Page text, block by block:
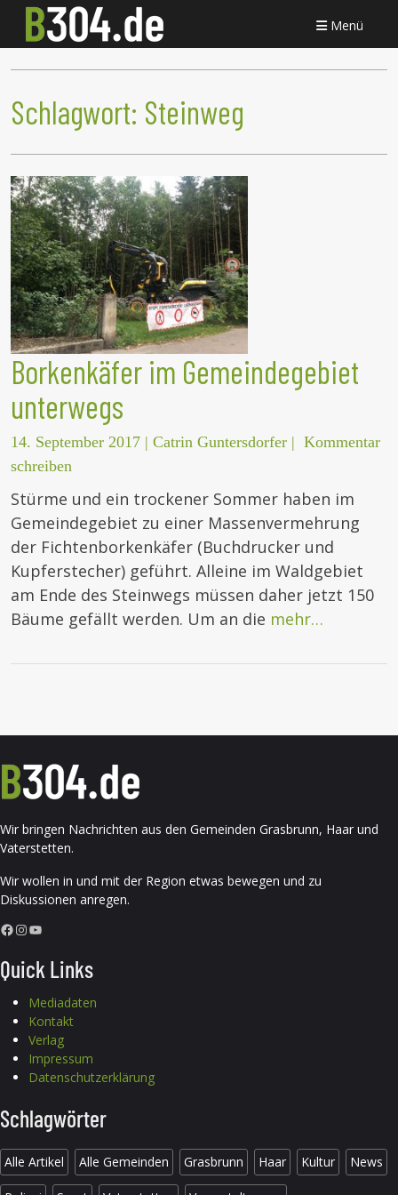
Menü
Schlagwort: Steinweg
Borkenkäfer im Gemeindegebiet
unterwegs
14. September 2017 | Catrin Guntersdorfer | Kommentar
schreiben
Stürme und ein trockener Sommer haben im
Gemeindegebiet zu einer Massenvermehrung
der Fichtenborkenkäfer (Buchdrucker und
Kupferstecher) geführt. Alleine im Waldgebiet
am Ende des Steinwegs müssen daher jetzt 150
Bäume gefällt werden. Um an die mehr…
Wir bringen Nachrichten aus den Gemeinden Grasbrunn, Haar und
Vaterstetten.
Wir wollen in und mit der Region etwas bewegen und zu
Diskussionen anregen.
Facebook InstagramYouTube
Quick Links
Mediadaten
Kontakt
Verlag
Impressum
Datenschutzerklärung
Schlagwörter
Alle Artikel Alle Gemeinden Grasbrunn Haar Kultur News